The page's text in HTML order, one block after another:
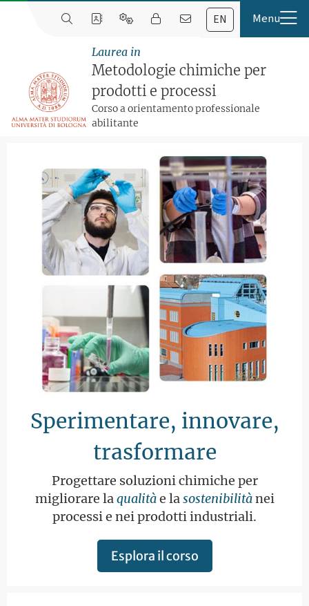
EN
Laurea in
Metodologie chimiche per
prodotti e processi
Corso a orientamento professionale
abilitante
Sperimentare, innovare,
trasformare
Progettare soluzioni chimiche per
migliorare laqualitàe lasostenibilitànei
processi e nei prodotti industriali.
Esplora il corso